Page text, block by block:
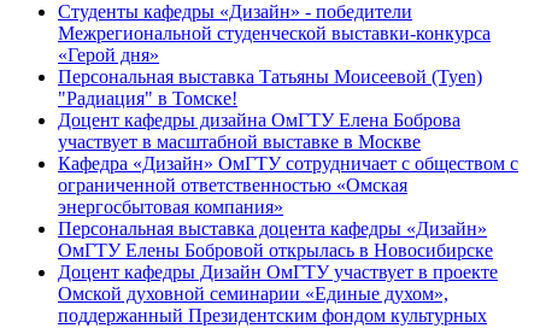
Студенты кафедры «Дизайн» - победители
Межрегиональной студенческой выставки-конкурса
«Герой дня»
Персональная выставка Татьяны Моисеевой (Tyen)
"Радиация" в Томске!
Доцент кафедры дизайна ОмГТУ Елена Боброва
участвует в масштабной выставке в Москве
Кафедра «Дизайн» ОмГТУ сотрудничает с обществом с
ограниченной ответственностью «Омская
энергосбытовая компания»
Персональная выставка доцента кафедры «Дизайн»
ОмГТУ Елены Бобровой открылась в Новосибирске
Доцент кафедры Дизайн ОмГТУ участвует в проекте
Омской духовной семинарии «Единые духом»,
поддержанный Президентским фондом культурных